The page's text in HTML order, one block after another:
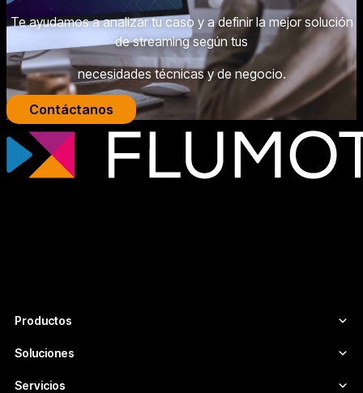
Te ayudamos a analizar tu caso y a definir la mejor solución
de streaming según tus
necesidades técnicas y de negocio.
Contáctanos
Productos
Soluciones
Servicios